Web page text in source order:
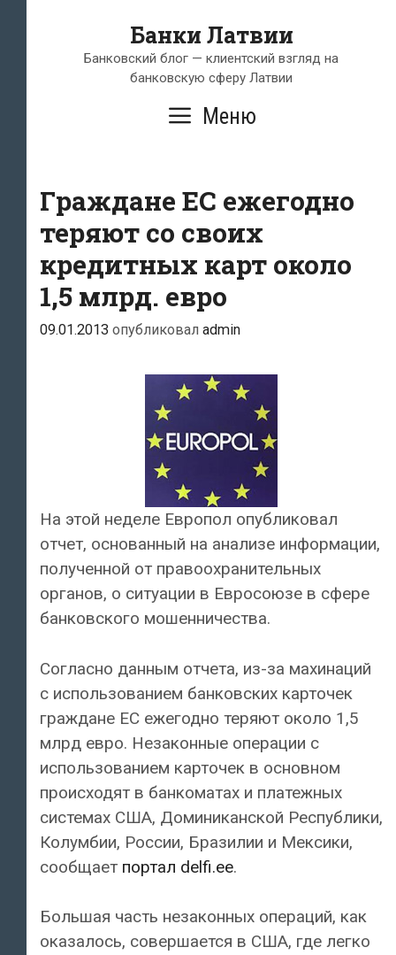
содержимому
Банки Латвии
Банковский блог — клиентский взгляд на
банковскую сферу Латвии
Меню
Граждане ЕС ежегодно
теряют со своих
кредитных карт около
1,5 млрд. евро
09.01.2013 опубликовал admin
На этой неделе Европол опубликовал
отчет, основанный на анализе информации,
полученной от правоохранительных
органов, о ситуации в Евросоюзе в сфере
банковского мошенничества.
Согласно данным отчета, из-за махинаций
с использованием банковских карточек
граждане ЕС ежегодно теряют около 1,5
млрд евро. Незаконные операции с
использованием карточек в основном
происходят в банкоматах и платежных
системах США, Доминиканской Республики,
Колумбии, России, Бразилии и Мексики,
сообщает портал delfi.ee.
Большая часть незаконных операций, как
оказалось, совершается в США, где легко